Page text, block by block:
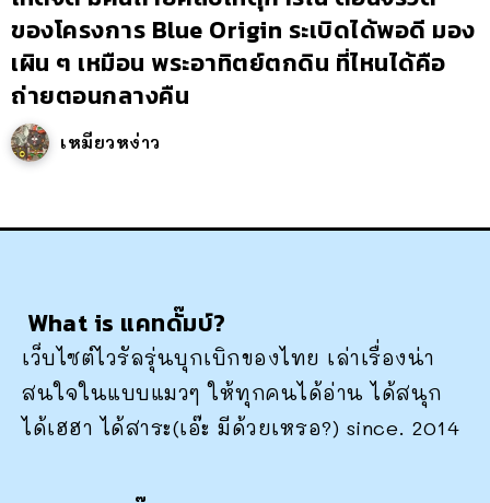
ของโครงการ Blue Origin ระเบิดได้พอดี มอง
เผิน ๆ เหมือน พระอาทิตย์ตกดิน ที่ไหนได้คือ
ถ่ายตอนกลางคืน
เหมียวหง่าว
What is แคทดั๊มบ์?
เว็บไซต์ไวรัลรุ่นบุกเบิกของไทย เล่าเรื่องน่า
สนใจในแบบแมวๆ ให้ทุกคนได้อ่าน ได้สนุก
ได้เฮฮา ได้สาระ(เอ๊ะ มีด้วยเหรอ?) since. 2014